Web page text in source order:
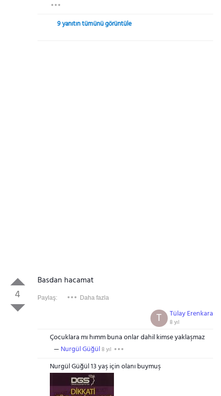
9 yanıtın tümünü görüntüle
4
Basdan hacamat
Paylaş: Daha fazla
Tülay Erenkara
8 yıl
T
Çocuklara mı hımm buna onlar dahil kimse yaklaşmaz
Nurgül Güğül8 yıl
Nurgül Güğül 13 yaş için olanı buymuş